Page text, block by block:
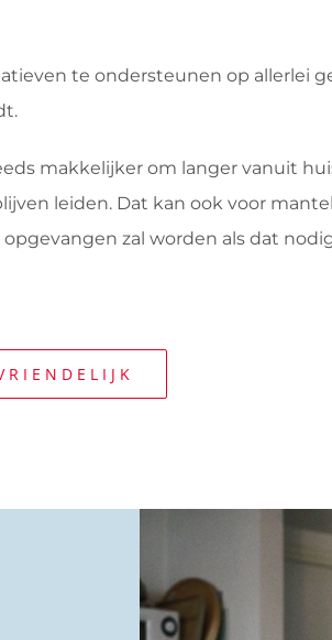
te ondersteunen op allerlei
makkelijker om langer vanuit
leiden. Dat kan ook voor
zal worden als dat